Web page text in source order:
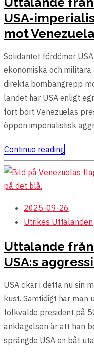
USA-
mot Venezuela
Solidaritet fördömer
ekonomiska och
direkta bombangrepp
landet har USA enligt
fört bort Venezuelas
öppen imperialistisk
Continue reading
2025-09-26
Utrikes Uttalanden
Uttalande
USA:s
USA ökar i detta nu sin
kust. Samtidigt har man
folkvalde president på
anklagelsen är att han
sprängde USA en båt